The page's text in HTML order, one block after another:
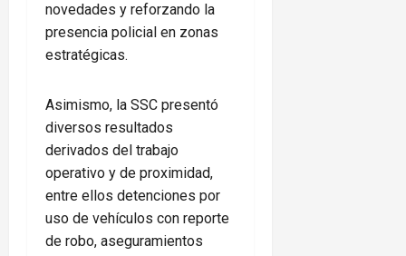
novedades y reforzando la
presencia policial en zonas
estratégicas.
Asimismo, la SSC presentó
diversos resultados
derivados del trabajo
operativo y de proximidad,
entre ellos detenciones por
uso de vehículos con reporte
de robo, aseguramientos